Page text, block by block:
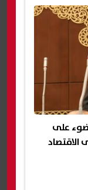
على
الاقتصاد